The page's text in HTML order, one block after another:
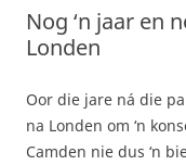
Nog ‘n jaar en
Londen
Oor die jare ná die
na Londen om ‘n
Camden nie dus ‘n